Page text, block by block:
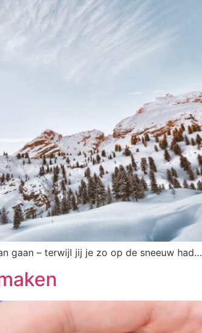
gaan – terwijl jij je zo op de sneeuw had…